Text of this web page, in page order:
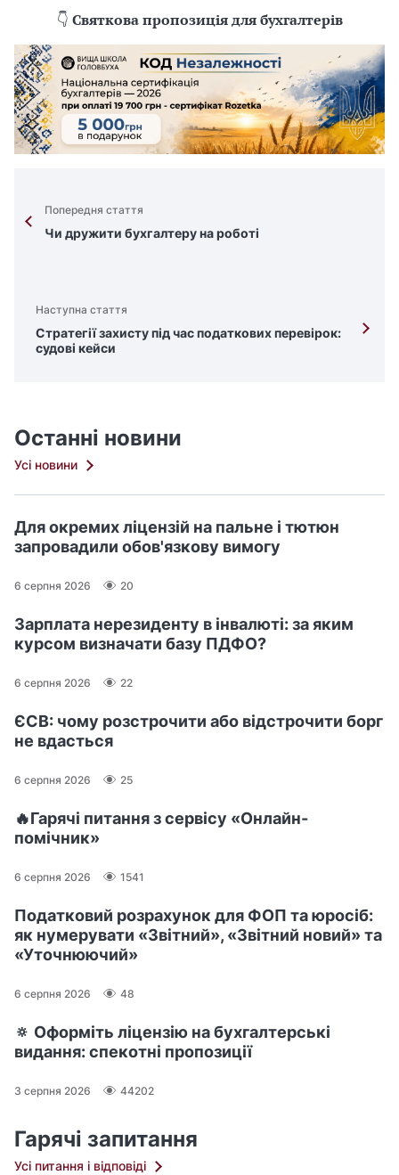
👇 Святкова пропозиція для бухгалтерів
Попередня стаття
Чи дружити бухгалтеру на роботі
Наступна стаття
Стратегії захисту під час податкових перевірок:
судові кейси
Останні новини
Усі новини
Для окремих ліцензій на пальне і тютюн
запровадили обов'язкову вимогу
6 серпня 2026 20
Зарплата нерезиденту в інвалюті: за яким
курсом визначати базу ПДФО?
6 серпня 2026 22
ЄСВ: чому розстрочити або відстрочити борг
не вдасться
6 серпня 2026 25
🔥Гарячі питання з сервісу «Онлайн-
помічник»
6 серпня 2026 1541
Податковий розрахунок для ФОП та юросіб:
як нумерувати «Звітний», «Звітний новий» та
«Уточнюючий»
6 серпня 2026 48
🔅 Оформіть ліцензію на бухгалтерські
видання: спекотні пропозиції
3 серпня 2026 44202
Гарячі запитання
Усі питання і відповіді